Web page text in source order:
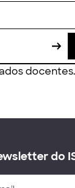
docentes.
do